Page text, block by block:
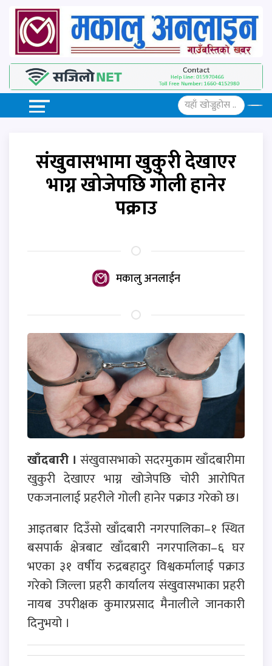
संखुवासभामा खुकुरी देखाएर
भाग्न खोजेपछि गोली हानेर
पक्राउ
मकालु अनलाईन
खाँदबारी । संखुवासभाको सदरमुकाम खाँदबारीमा
खुकुरी देखाएर भाग्न खोजेपछि चोरी आरोपित
एकजनालाई प्रहरीले गोली हानेर पक्राउ गरेको छ।
आइतबार दिउँसो खाँदबारी नगरपालिका–१ स्थित
बसपार्क क्षेत्रबाट खाँदबारी नगरपालिका–६ घर
भएका ३१ वर्षीय रुद्रबहादुर विश्वकर्मालाई पक्राउ
गरेको जिल्ला प्रहरी कार्यालय संखुवासभाका प्रहरी
नायब उपरीक्षक कुमारप्रसाद मैनालीले जानकारी
दिनुभयो ।